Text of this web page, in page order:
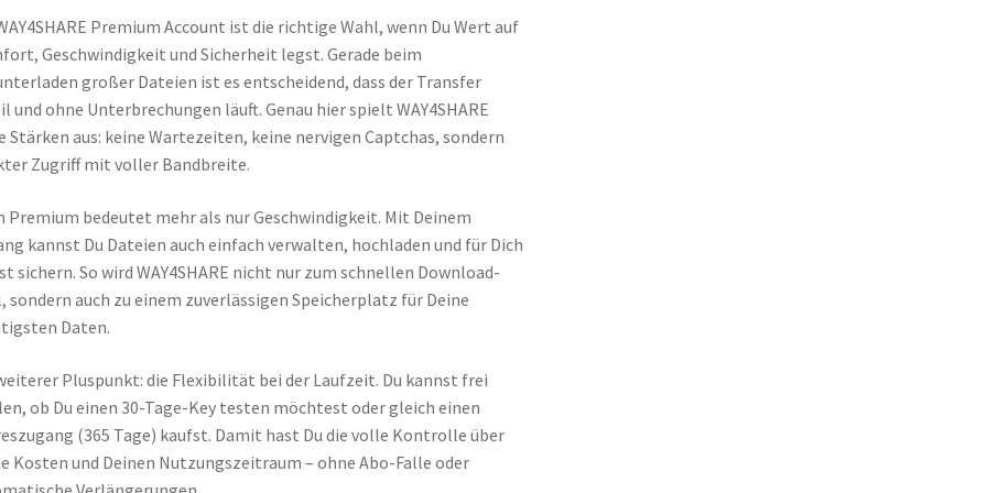
Premium Account ist die richtige Wahl, wenn Du Wert auf
Geschwindigkeit und Sicherheit legst. Gerade beim
großer Dateien ist es entscheidend, dass der Transfer
und ohne Unterbrechungen läuft. Genau hier spielt WAY4SHARE
Stärken aus: keine Wartezeiten, keine nervigen Captchas, sondern
Zugriff mit voller Bandbreite.
Premium bedeutet mehr als nur Geschwindigkeit. Mit Deinem
kannst Du Dateien auch einfach verwalten, hochladen und für Dich
sichern. So wird WAY4SHARE nicht nur zum schnellen Download-
sondern auch zu einem zuverlässigen Speicherplatz für Deine
Daten.
Pluspunkt: die Flexibilität bei der Laufzeit. Du kannst frei
ob Du einen 30-Tage-Key testen möchtest oder gleich einen
(365 Tage) kaufst. Damit hast Du die volle Kontrolle über
Kosten und Deinen Nutzungszeitraum – ohne Abo-Falle oder